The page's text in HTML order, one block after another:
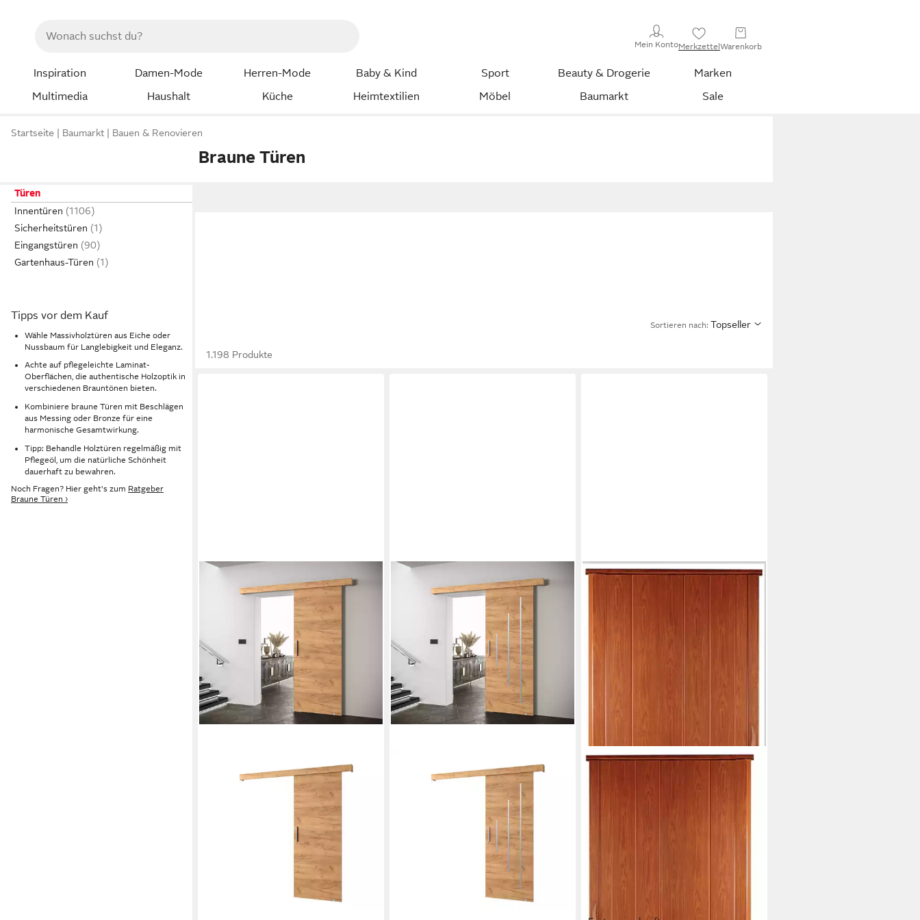
Mein KontoMerkzettelWarenkorb
Inspiration Damen-Mode Herren-Mode Baby & Kind Sport Beauty & Drogerie
Marken
Multimedia
Haushalt Küche Heimtextilien Möbel Baumarkt Sale
Startseite Baumarkt Bauen & Renovieren
Braune Türen
Türen
Innentüren
Sicherheitstüren
Eingangstüren
Gartenhaus-Türen
Tipps vor dem Kauf
Wähle Massivholztüren aus Eiche oder
Nussbaum für Langlebigkeit und Eleganz.
Achte auf pflegeleichte Laminat-
Oberflächen, die authentische Holzoptik in
verschiedenen Brauntönen bieten.
Kombiniere braune Türen mit Beschlägen
aus Messing oder Bronze für eine
harmonische Gesamtwirkung.
Tipp: Behandle Holztüren regelmäßig mit
Pflegeöl, um die natürliche Schönheit
dauerhaft zu bewahren.
Noch Fragen? Hier geht's zum Ratgeber
Braune Türen ›
Sortieren nach: Topseller
1.198 Produkte